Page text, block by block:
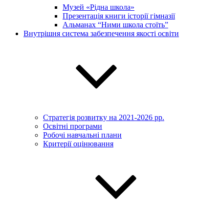
Музей «Рідна школа»
Презентація книги історії гімназії
Альманах “Ними школа стоїть”
Внутрішня система забезпечення якості освіти
Стратегія розвитку на 2021-2026 рр.
Освітні програми
Робочі навчальні плани
Критерії оцінювання